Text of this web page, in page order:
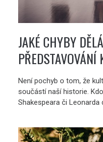
JAKÉ CHYBY
Není pochyb o tom, že
součástí naší historie.
Shakespeara či Leonarda